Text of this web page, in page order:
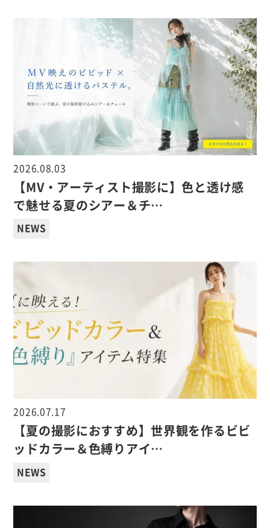
2026.08.03
【MV・アーティスト撮影に】色と透け感
で魅せる夏のシアー＆チ…
NEWS
2026.07.17
【夏の撮影におすすめ】世界観を作るビビ
ッドカラー＆色縛りアイ…
NEWS